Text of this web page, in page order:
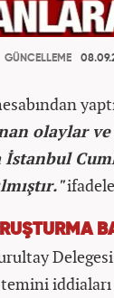
GÜNCELLEME
olaylar